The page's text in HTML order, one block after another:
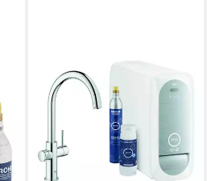
GROHE
Küchenarmatur Blue Home
Starterkit Spültischarmatur
ab 1.581,90 € UVP2.401,91 €
-34%